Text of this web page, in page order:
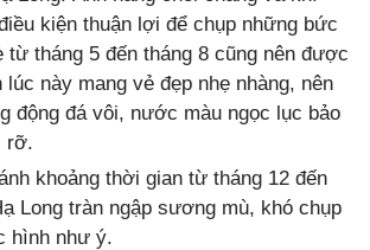
kiện thuận lợi để chụp những bức
từ tháng 5 đến tháng 8 cũng nên được
này mang vẻ đẹp nhẹ nhàng, nên
động đá vôi, nước màu ngọc lục bảo
rỡ.
khoảng thời gian từ tháng 12 đến
Long tràn ngập sương mù, khó chụp
hình như ý.